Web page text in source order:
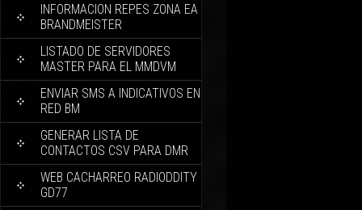
INFORMACION REPES ZONA EA
BRANDMEISTER
LISTADO DE SERVIDORES
MASTER PARA EL MMDVM
ENVIAR SMS A INDICATIVOS EN
RED BM
GENERAR LISTA DE
CONTACTOS CSV PARA DMR
WEB CACHARREO RADIODDITY
GD77